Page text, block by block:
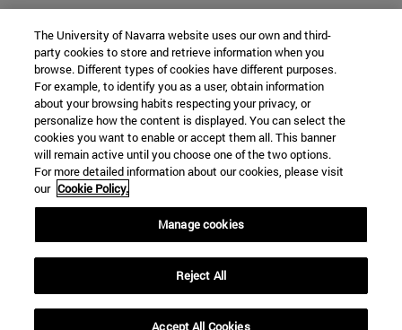
The University of Navarra website uses our own and third-
party cookies to store and retrieve information when you
browse. Different types of cookies have different purposes.
For example, to identify you as a user, obtain information
about your browsing habits respecting your privacy, or
personalize how the content is displayed. You can select the
cookies you want to enable or accept them all. This banner
will remain active until you choose one of the two options.
For more detailed information about our cookies, please visit
our Cookie Policy.
Manage cookies
Reject All
Accept All Cookies